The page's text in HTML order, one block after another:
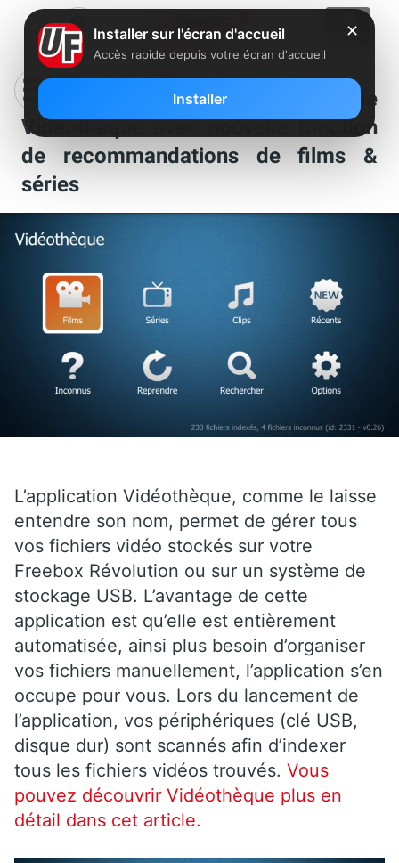
Freebox Révolution : Mise à jour de
Vidéothèque avec nouvelle fonction
de recommandations de films &
séries
L’application Vidéothèque, comme le laisse
entendre son nom, permet de gérer tous
vos fichiers vidéo stockés sur votre
Freebox Révolution ou sur un système de
stockage USB. L’avantage de cette
application est qu’elle est entièrement
automatisée, ainsi plus besoin d’organiser
vos fichiers manuellement, l’application s’en
occupe pour vous. Lors du lancement de
l’application, vos périphériques (clé USB,
disque dur) sont scannés afin d’indexer
tous les fichiers vidéos trouvés. Vous
pouvez découvrir Vidéothèque plus en
détail dans cet article.
✕
Installer sur l'écran d'accueil
Accès rapide depuis votre écran d'accueil
Installer